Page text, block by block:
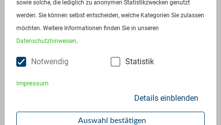
Menge:12 t
Standardverpackung/Bereitstellungsart:Big Bags
Preis:Auf Anfrage
Anfrage stellen
sowie solche, die lediglich zu anonymen Statistikzwecken genutzt
werden. Sie können selbst entscheiden, welche Kategorien Sie zulassen
möchten. Weitere Informationen finden Sie in unseren
Datenschutzhinweisen.
Notwendig Statistik
Impressum
Details einblenden
Auswahl bestätigen